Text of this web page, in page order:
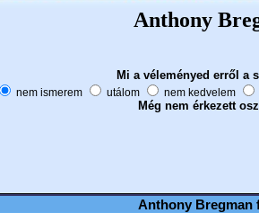
Anthony
Mi a véleményed erről a
nem ismerem utálom nem kedvelem
Még nem érkezett
Anthony Bregman